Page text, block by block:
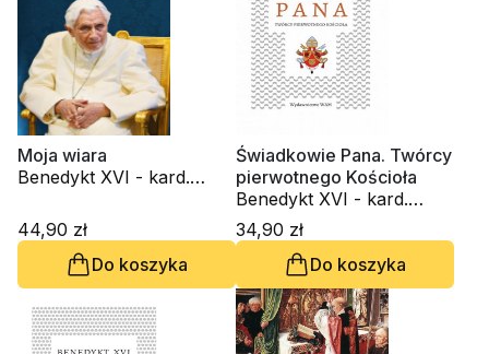
Moja wiara
Benedykt XVI - kard.
44,90 zł
Do koszyka
Świadkowie Pana. Twórcy
pierwotnego Kościoła
Benedykt XVI - kard.
Joseph Ratzinger
34,90 zł
Do koszyka